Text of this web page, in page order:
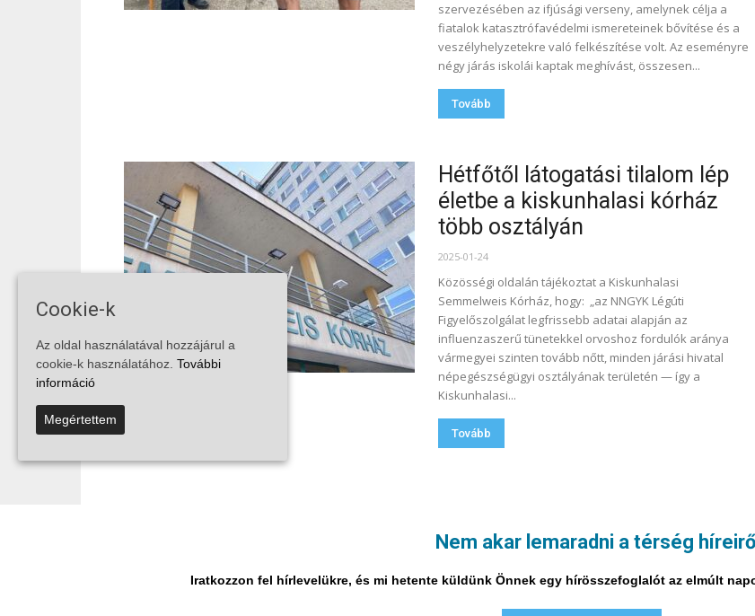
Nem akar lemaradni a térség
Iratkozzon fel hírlevelükre, és mi hetente küldünk Önnek egy hírösszefoglalót az elmúlt
szervezésében az ifjúsági verseny, amelynek célja a
fiatalok katasztrófavédelmi ismereteinek bővítése és a
veszélyhelyzetekre való felkészítése volt. Az eseményre
négy járás iskolái kaptak meghívást, összesen...
Tovább
Hétfőtől látogatási tilalom lép
életbe a kiskunhalasi kórház
több osztályán
2025-01-24
Közösségi oldalán tájékoztat a Kiskunhalasi
Semmelweis Kórház, hogy: „az NNGYK Légúti
Figyelőszolgálat legfrissebb adatai alapján az
influenzaszerű tünetekkel orvoshoz fordulók aránya
vármegyei szinten tovább nőtt, minden járási hivatal
népegészségügyi osztályának területén — így a
Kiskunhalasi...
Tovább
14. oldal a 23-ból
Cookie-k
Az oldal használatával hozzájárul a
cookie-k használatához. További
információ
Megértettem